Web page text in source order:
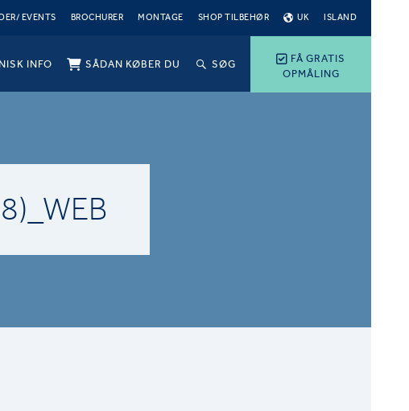
EVENTS BROCHURER MONTAGE SHOP TILBEHØR UK ISLAND
FÅ GRATIS
OPMÅLING
INFO SÅDAN KØBER DU SØG